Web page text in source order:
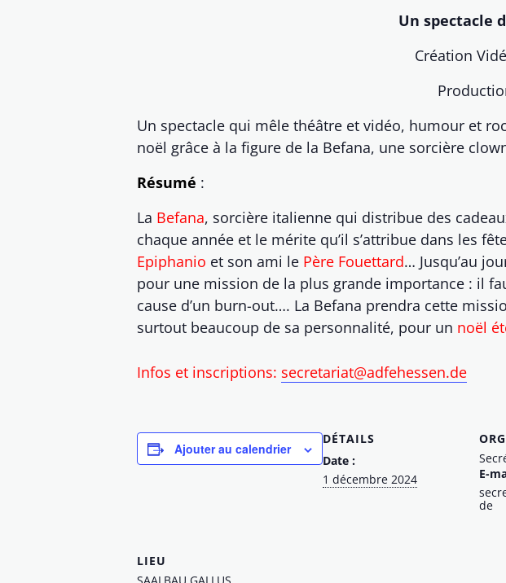
Un spectacle
Création
Un spectacle qui mêle théâtre et vidéo, humour et
noël grâce à la figure de la Befana, une sorcière
Résumé :
La Befana, sorcière italienne qui distribue des
chaque année et le mérite qu’il s’attribue dans les
Epiphanio et son ami le Père Fouettard… Jusqu’au
pour une mission de la plus grande importance : il
cause d’un burn-out…. La Befana prendra cette
surtout beaucoup de sa personnalité, pour un noël
Infos et inscriptions: secretariat@adfehessen.de
Ajouter au calendrier
DÉTAILS
Date :
1 décembre 2024
E-
de
LIEU